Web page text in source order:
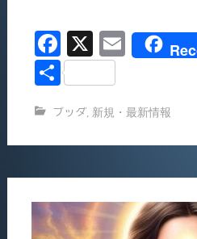
F
a
e
b
o
o
k
X
E
l
共
ブッダ, 新規・最新情報